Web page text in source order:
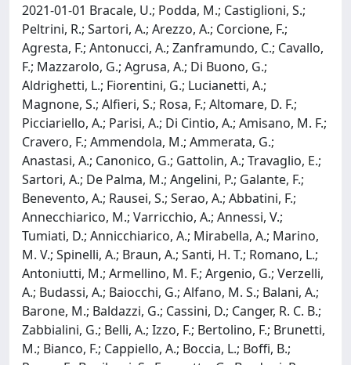
2021-01-01 Bracale, U.; Podda, M.; Castiglioni, S.;
Peltrini, R.; Sartori, A.; Arezzo, A.; Corcione, F.;
Agresta, F.; Antonucci, A.; Zanframundo, C.; Cavallo,
F.; Mazzarolo, G.; Agrusa, A.; Di Buono, G.;
Aldrighetti, L.; Fiorentini, G.; Lucianetti, A.;
Magnone, S.; Alfieri, S.; Rosa, F.; Altomare, D. F.;
Picciariello, A.; Parisi, A.; Di Cintio, A.; Amisano, M. F.;
Cravero, F.; Ammendola, M.; Ammerata, G.;
Anastasi, A.; Canonico, G.; Gattolin, A.; Travaglio, E.;
Sartori, A.; De Palma, M.; Angelini, P.; Galante, F.;
Benevento, A.; Rausei, S.; Serao, A.; Abbatini, F.;
Annecchiarico, M.; Varricchio, A.; Annessi, V.;
Tumiati, D.; Annicchiarico, A.; Mirabella, A.; Marino,
M. V.; Spinelli, A.; Braun, A.; Santi, H. T.; Romano, L.;
Antoniutti, M.; Armellino, M. F.; Argenio, G.; Verzelli,
A.; Budassi, A.; Baiocchi, G.; Alfano, M. S.; Balani, A.;
Barone, M.; Baldazzi, G.; Cassini, D.; Canger, R. C. B.;
Zabbialini, G.; Belli, A.; Izzo, F.; Bertolino, F.; Brunetti,
M.; Bianco, F.; Cappiello, A.; Boccia, L.; Boffi, B.;